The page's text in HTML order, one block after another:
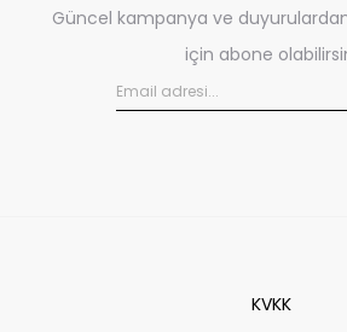
Güncel kampanya ve
için abone
KVKK